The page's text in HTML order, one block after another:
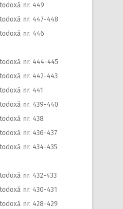
nr. 449
nr. 447-448
nr. 446
nr. 444-445
nr. 442-443
nr. 441
nr. 439-440
nr. 438
nr. 436-437
nr. 434-435
nr. 432-433
nr. 430-431
nr. 428-429